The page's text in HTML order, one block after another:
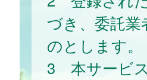
づき、委託業
のとします。
3 本サービ